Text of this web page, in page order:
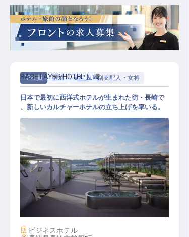
正社員 宿泊 支配人・副支配人・女将
支配人│月給45万円～／今冬長崎に
開業するカルチャービジネスホテル
／立ち上げの中核を担う
BASE LAYER HOTEL 長崎
日本で最初に西洋式ホテルが生まれた街・長崎で
、新しいカルチャーホテルの立ち上げを率いる。
施設業態
ビジネスホテル